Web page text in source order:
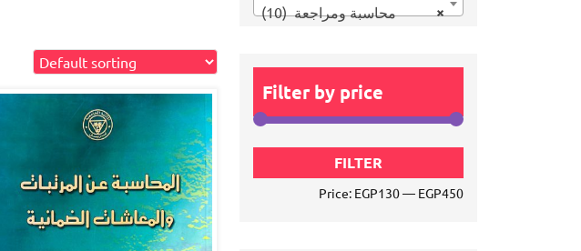
× محاسبة ومراجعة (10)
Filter by price
Min
price
Max
price
FILTER
Price: EGP130— EGP450